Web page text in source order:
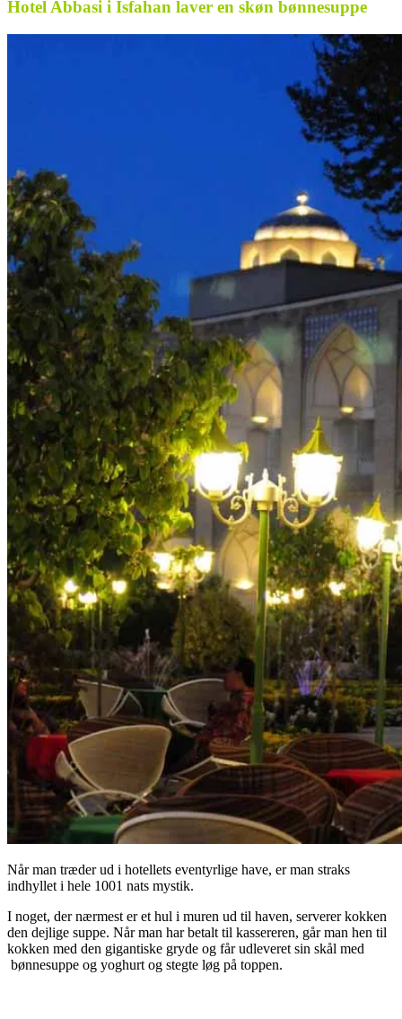
Hotel Abbasi i Isfahan laver en skøn bønnesuppe
Når man træder ud i hotellets eventyrlige have, er man straks
indhyllet i hele 1001 nats mystik.
I noget, der nærmest er et hul i muren ud til haven, serverer kokken
den dejlige suppe. Når man har betalt til kassereren, går man hen til
kokken med den gigantiske gryde og får udleveret sin skål med
bønnesuppe og yoghurt og stegte løg på toppen.